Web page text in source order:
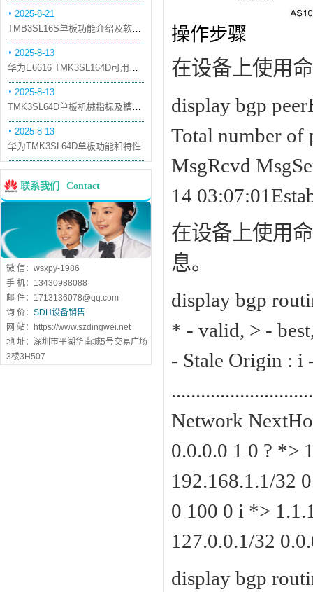
2025-8-21
TMB3SL16S单板功能介绍及软件配套
2025-8-13
华为E6616 TMK3SL164D可用万兆光模块
2025-8-13
TMK3SL64D单板机械指标及槽位介绍
2025-8-13
华为TMK3SL64D单板功能和特性
联系我们 Contact
微 信：wsxpy-1986
手 机：13430988088
邮 件：1713136078@qq.com
询 价： SDH设备销售
网 站：https://www.szdingwei.net
地 址：深圳市平湖华南城5号交易广场
3楼3H507
操作步骤
在设备上使用
display bgp
Total number of
MsgRcvd
14
在设备上使用
息。
display bgp
* - valid, > -
- Stale Origin : i
Network
0.0.0.0 1 0 ? *>
192.168.1.1/32
0 100 0 i *>
127.0.0.1/32
display bgp